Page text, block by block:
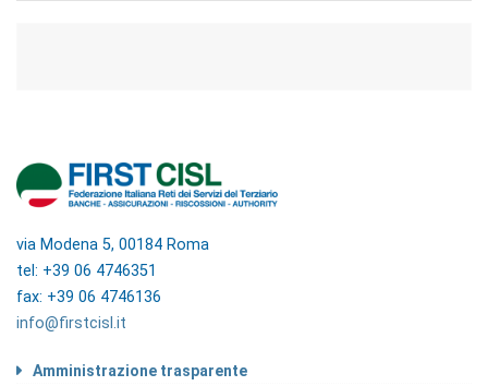
via Modena 5, 00184 Roma
tel: +39 06 4746351
fax: +39 06 4746136
info@firstcisl.it
Amministrazione trasparente